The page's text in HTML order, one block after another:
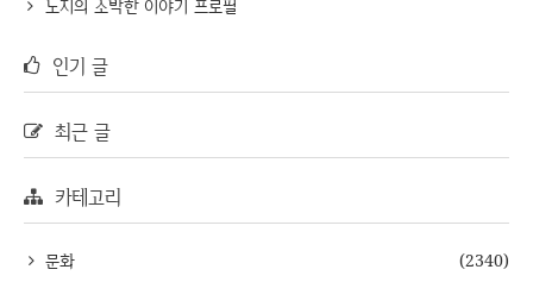
노지의 소박한 이야기 프로필
인기 글
최근 글
카테고리
문화
(2340)